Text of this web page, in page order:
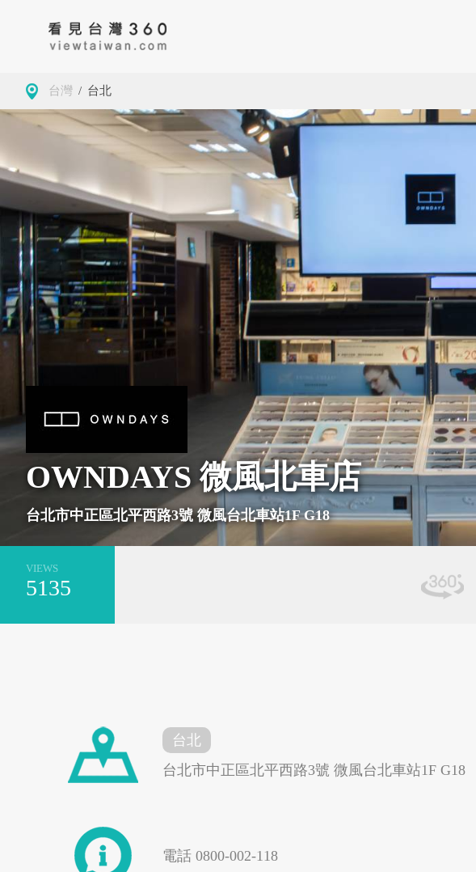
金門
台北
基隆
桃園
苗栗
房地產
大學校園
導覽
觀光工廠
商務空間
墓園
觀光
藥局
景緻
美食
咖啡
小確幸
玩樂
古蹟
學校
客家委員會客家文
化發展中心
基隆市仁愛區
新北市萬里區 台北市
南投縣埔里鎮
台灣 / 台北
OWNDAYS 微風北車店
台北市中正區北平西路3號 微風台北車站1F G18
VIEWS
5135
台北
台北市中正區北平西路3號 微風台北車站1F G18
電話 0800-002-118